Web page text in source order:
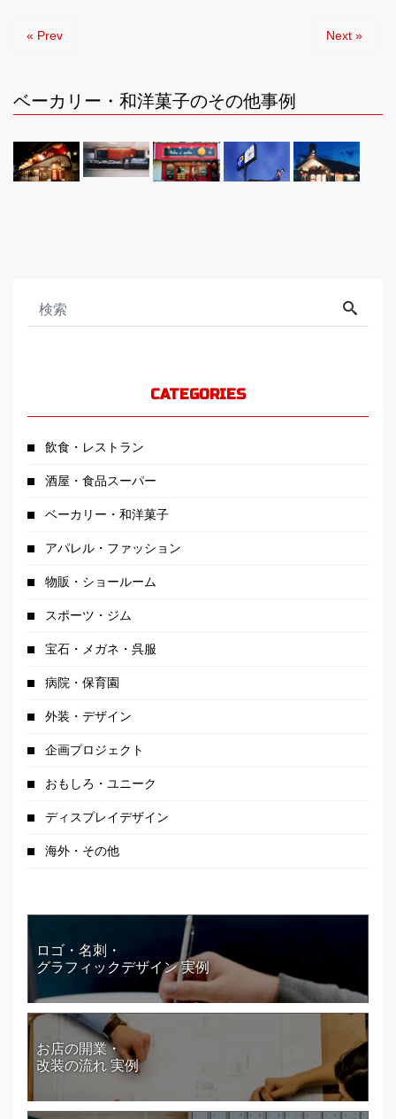
« Prev Next »
ベーカリー・和洋菓子のその他事例
CATEGORIES
飲食・レストラン
酒屋・食品スーパー
ベーカリー・和洋菓子
アパレル・ファッション
物販・ショールーム
スポーツ・ジム
宝石・メガネ・呉服
病院・保育園
外装・デザイン
企画プロジェクト
おもしろ・ユニーク
ディスプレイデザイン
海外・その他
ロゴ・名刺・
グラフィックデザイン 実例
お店の開業・
改装の流れ 実例